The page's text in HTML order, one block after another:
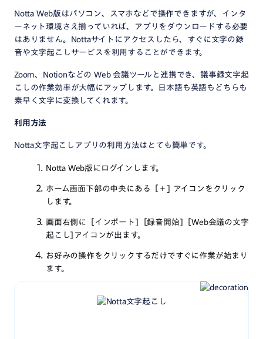
Notta Web版はパソコン、スマホなどで操作できますが、インタ
ーネット環境さえ揃っていれば、アプリをダウンロードする必要
はありません。Nottaサイトにアクセスしたら、すぐに文字の録
音や文字起こしサービスを利用することができます。
Zoom、Notionなどの Web 会議ツールと連携でき、議事録文字起
こしの作業効率が大幅にアップします。日本語も英語もどちらも
素早く文字に変換してくれます。
利用方法
Notta文字起こしアプリの利用方法はとても簡単です。
Notta Web版にログインします。
ホーム画面下部の中央にある［＋] アイコンをクリック
します。
画面右側に［インポート]［録音開始]［Web会議の文字
起こし]アイコンが出ます。
お好みの操作をクリックするだけですぐに作業が始まり
ます。